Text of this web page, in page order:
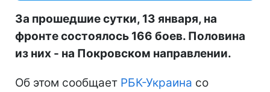
За прошедшие сутки, 13 января, на
фронте состоялось 166 боев. Половина
из них - на Покровском направлении.
Об этом сообщает РБК-Украина со